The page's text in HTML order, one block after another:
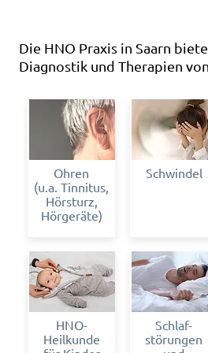
Die HNO Praxis in Saarn
Diagnostik und Therapien
Ohren
(u.a. Tinnitus,
Hörsturz,
Hörgeräte)
HNO-
Heilkunde
Schwindel
Schlaf-
störungen